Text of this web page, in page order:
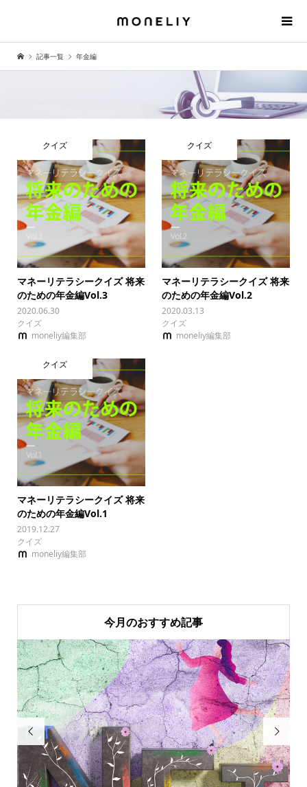
記事一覧 年金編
クイズ
マネーリテラシークイズ 将来
のための年金編Vol.3
2020.06.30
クイズ
moneliy編集部
クイズ
マネーリテラシークイズ 将来
のための年金編Vol.2
2020.03.13
クイズ
moneliy編集部
クイズ
マネーリテラシークイズ 将来
のための年金編Vol.1
2019.12.27
クイズ
moneliy編集部
今月のおすすめ記事
 